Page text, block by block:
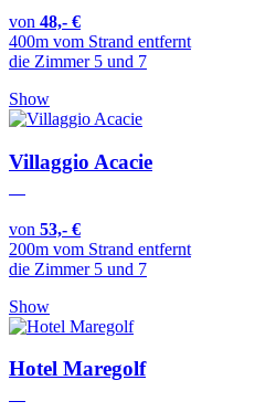
von 48,- €
400m vom Strand entfernt
die Zimmer 5 und 7
Show
Villaggio Acacie
von 53,- €
200m vom Strand entfernt
die Zimmer 5 und 7
Show
Hotel Maregolf